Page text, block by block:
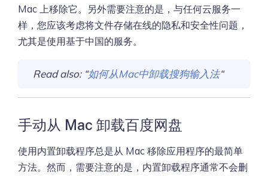
Mac 上移除它。另外需要注意的是，与任何云服务一
样，您应该考虑将文件存储在线的隐私和安全性问题，
尤其是使用基于中国的服务。
Read also: “如何从Mac中卸载搜狗输入法“
手动从 Mac 卸载百度网盘
使用内置卸载程序总是从 Mac 移除应用程序的最简单
方法。然而，需要注意的是，内置卸载程序通常不会删